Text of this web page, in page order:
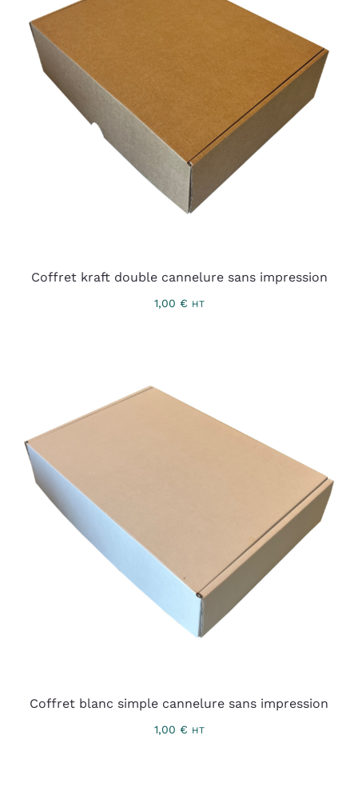
Coffret kraft double cannelure sans impression
1,00 € HT
Coffret blanc simple cannelure sans impression
1,00 € HT